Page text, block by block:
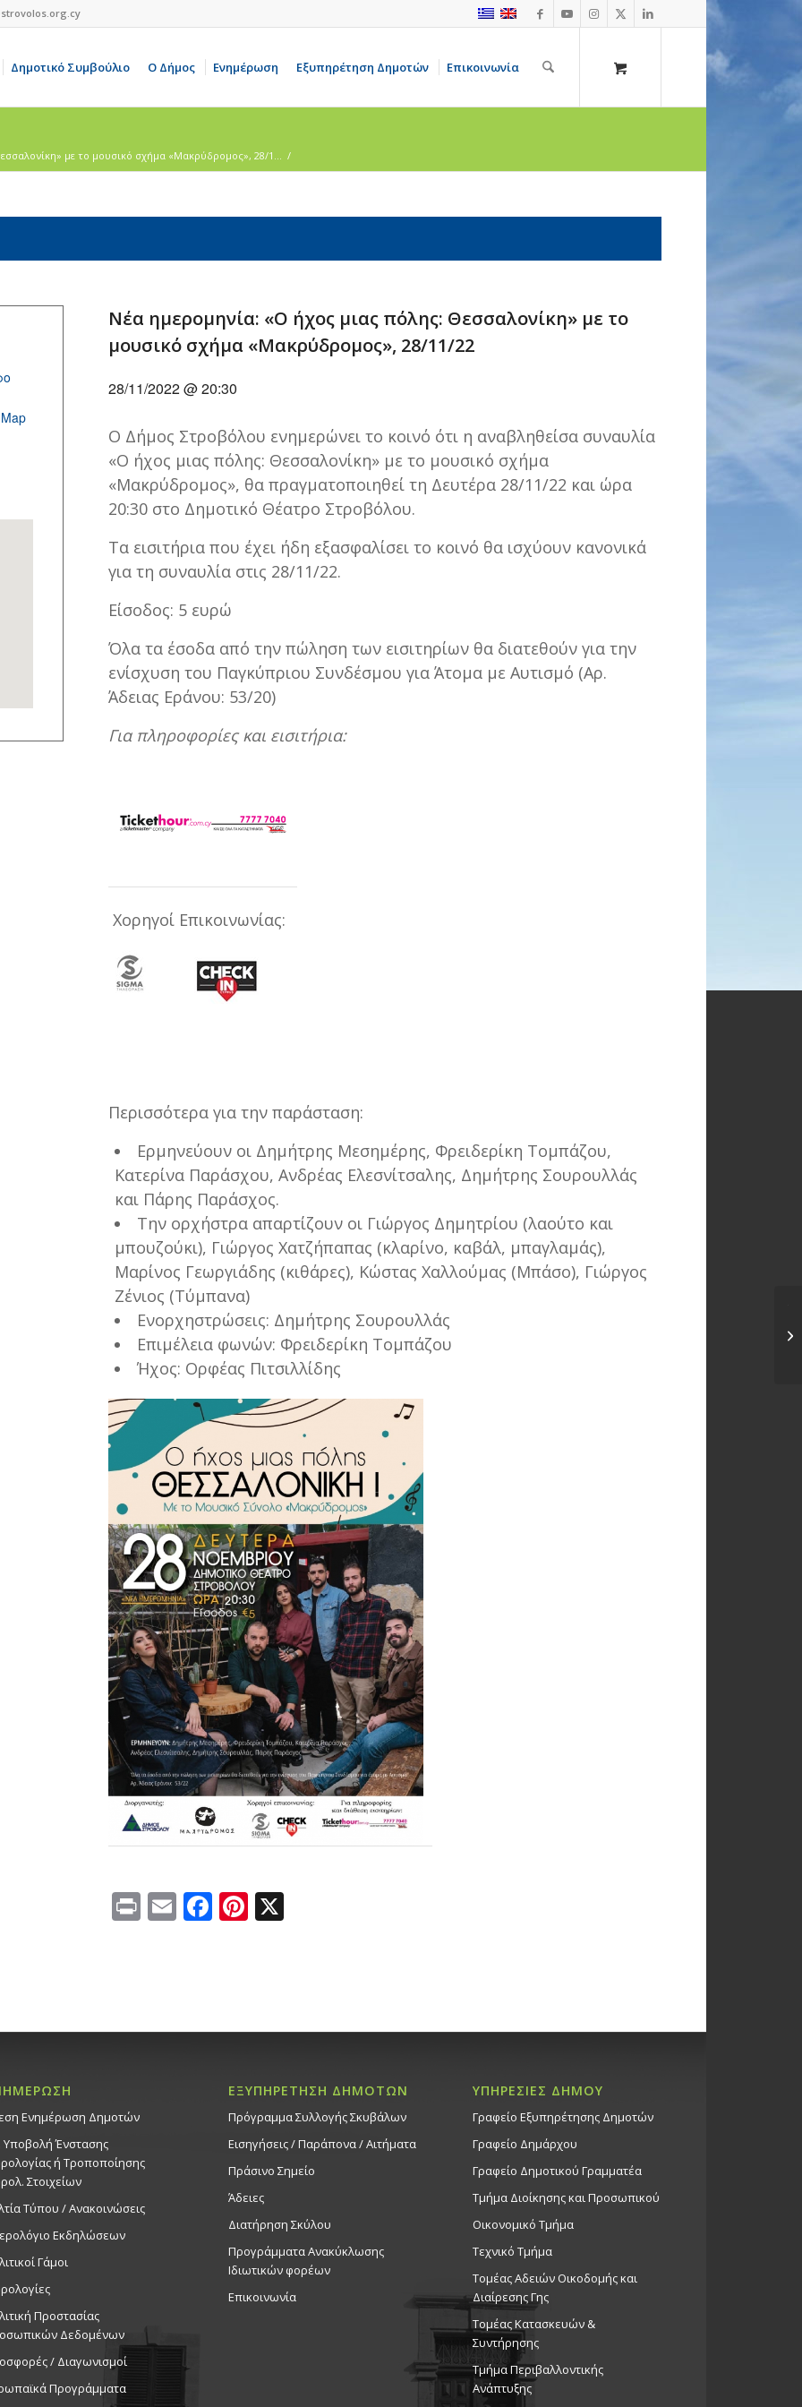
Δημοτικό Συμβούλιο Ο Δήμος Ενημέρωση Εξυπηρέτηση Δημοτών Επικοινωνία
με το μουσικό σχήμα «Μακρύδρομος», 28/1... /
Νέα ημερομηνία: «Ο ήχος μιας πόλης: Θεσσαλονίκη» με το
μουσικό σχήμα «Μακρύδρομος», 28/11/22
28/11/2022 @ 20:30
Ο Δήμος Στροβόλου ενημερώνει το κοινό ότι η αναβληθείσα συναυλία
«Ο ήχος μιας πόλης: Θεσσαλονίκη» με το μουσικό σχήμα
«Μακρύδρομος», θα πραγματοποιηθεί τη Δευτέρα 28/11/22 και ώρα
20:30 στο Δημοτικό Θέατρο Στροβόλου.
Τα εισιτήρια που έχει ήδη εξασφαλίσει το κοινό θα ισχύουν κανονικά
για τη συναυλία στις 28/11/22.
Είσοδος: 5 ευρώ
Όλα τα έσοδα από την πώληση των εισιτηρίων θα διατεθούν για την
ενίσχυση του Παγκύπριου Συνδέσμου για Άτομα με Αυτισμό (Αρ.
Άδειας Εράνου: 53/20)
Για πληροφορίες και εισιτήρια:
Χορηγοί Επικοινωνίας:
Περισσότερα για την παράσταση:
Ερμηνεύουν οι Δημήτρης Μεσημέρης, Φρειδερίκη Τομπάζου,
Κατερίνα Παράσχου, Ανδρέας Ελεσνίτσαλης, Δημήτρης Σουρουλλάς
και Πάρης Παράσχος.
Την ορχήστρα απαρτίζουν οι Γιώργος Δημητρίου (λαούτο και
μπουζούκι), Γιώργος Χατζήπαπας (κλαρίνο, καβάλ, μπαγλαμάς),
Μαρίνος Γεωργιάδης (κιθάρες), Κώστας Χαλλούμας (Μπάσο), Γιώργος
Ζένιος (Τύμπανα)
Ενορχηστρώσεις: Δημήτρης Σουρουλλάς
Επιμέλεια φωνών: Φρειδερίκη Τομπάζου
Ήχος: Ορφέας Πιτσιλλίδης
PrintEmailFacebook
Pinterest
Ενημέρωση Δημοτών
Υποβολή Ένστασης
ή Τροποποίησης
Στοιχείων
Τύπου / Ανακοινώσεις
Εκδηλώσεων
Γάμοι
Προστασίας
Δεδομένων
/ Διαγωνισμοί
Προγράμματα
ΕΞΥΠΗΡΕΤΗΣΗ ΔΗΜΟΤΩΝ
Πρόγραμμα Συλλογής Σκυβάλων
Εισηγήσεις / Παράπονα / Αιτήματα
Πράσινο Σημείο
Άδειες
Διατήρηση Σκύλου
Προγράμματα Ανακύκλωσης
Ιδιωτικών φορέων
Επικοινωνία
ΥΠΗΡΕΣΙΕΣ ΔΗΜΟΥ
Γραφείο Εξυπηρέτησης Δημοτών
Γραφείο Δημάρχου
Γραφείο Δημοτικού Γραμματέα
Τμήμα Διοίκησης και Προσωπικού
Οικονομικό Τμήμα
Τεχνικό Τμήμα
Τομέας Αδειών Οικοδομής και
Διαίρεσης Γης
Τομέας Κατασκευών &
Συντήρησης
Τμήμα Περιβαλλοντικής
Ανάπτυξης